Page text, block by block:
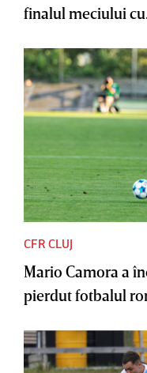
finalul meciului
CFR CLUJ
Mario Camora a
pierdut fotbalul